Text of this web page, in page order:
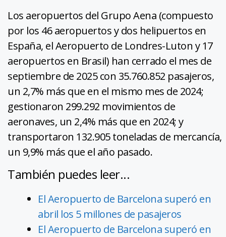
Los aeropuertos del Grupo Aena (compuesto
por los 46 aeropuertos y dos helipuertos en
España, el Aeropuerto de Londres-Luton y 17
aeropuertos en Brasil) han cerrado el mes de
septiembre de 2025 con 35.760.852 pasajeros,
un 2,7% más que en el mismo mes de 2024;
gestionaron 299.292 movimientos de
aeronaves, un 2,4% más que en 2024; y
transportaron 132.905 toneladas de mercancía,
un 9,9% más que el año pasado.
También puedes leer...
El Aeropuerto de Barcelona superó en
abril los 5 millones de pasajeros
El Aeropuerto de Barcelona superó en